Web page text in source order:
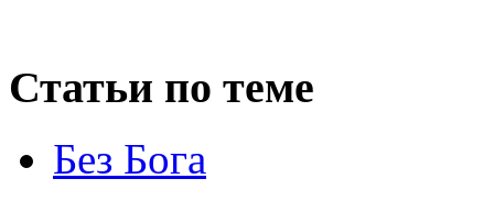
Статьи по теме
Без Бога